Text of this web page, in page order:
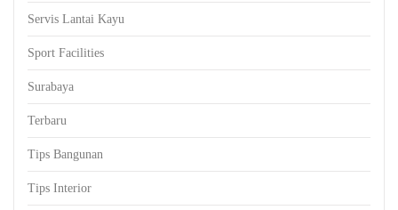
Servis Lantai Kayu
Sport Facilities
Surabaya
Terbaru
Tips Bangunan
Tips Interior